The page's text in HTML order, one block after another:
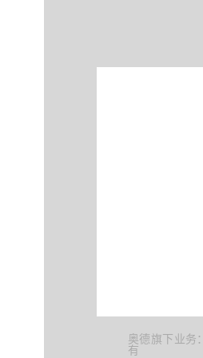
奥德旗下业务：
有